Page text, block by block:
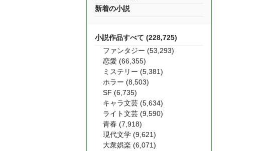
新着の小説
小説作品すべて (228,725)
ファンタジー (53,293)
恋愛 (66,355)
ミステリー (5,381)
ホラー (8,503)
SF (6,735)
キャラ文芸 (5,634)
ライト文芸 (9,590)
青春 (7,918)
現代文学 (9,621)
大衆娯楽 (6,071)